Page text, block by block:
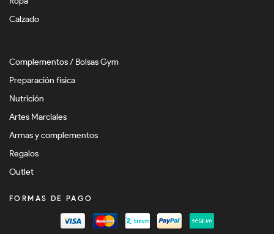
Calzado
Complementos / Bolsas Gym
Preparación física
Nutrición
Artes Marciales
Armas y complementos
Regalos
Outlet
FORMAS DE PAGO